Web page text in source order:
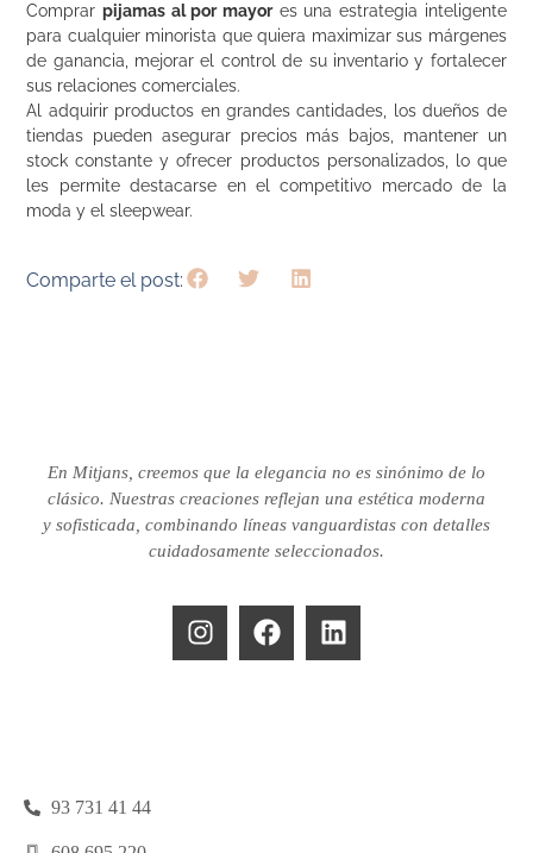
Comprarpijamas al por mayores una estrategia inteligente
para cualquier minorista que quiera maximizar sus márgenes
de ganancia, mejorar el control de su inventario y fortalecer
sus relaciones comerciales.
Al adquirir productos en grandes cantidades, los dueños de
tiendas pueden asegurar precios más bajos, mantener un
stock constante y ofrecer productos personalizados, lo que
les permite destacarse en el competitivo mercado de la
moda y el sleepwear.
Comparte el post:
En Mitjans, creemos que la elegancia no es sinónimo de lo
clásico. Nuestras creaciones reflejan una estética moderna
y sofisticada, combinando líneas vanguardistas con detalles
cuidadosamente seleccionados.
93 731 41 44